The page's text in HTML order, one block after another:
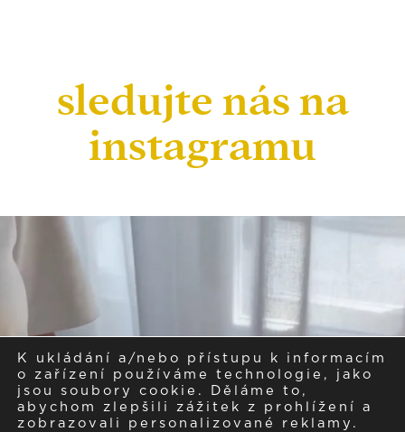
sledujte nás na
instagramu
K ukládání a/nebo přístupu k informacím
o zařízení používáme technologie, jako
jsou soubory cookie. Děláme to,
abychom zlepšili zážitek z prohlížení a
zobrazovali personalizované reklamy.